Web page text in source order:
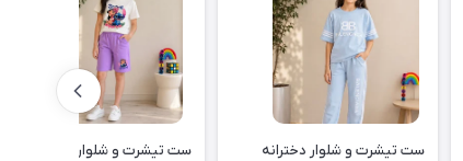
ست تیشرت و شلوار دخترانه
ست تیشرت و شلوارک دخترانه